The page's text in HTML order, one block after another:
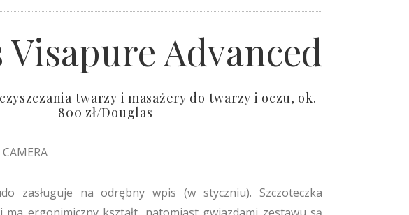
Advanced
twarzy i masażery do twarzy i oczu, ok.
800 zł/Douglas
zasługuje na odrębny wpis (w styczniu). Szczoteczka